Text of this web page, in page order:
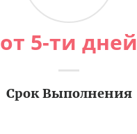
от 5-ти дней
Срок Выполнения